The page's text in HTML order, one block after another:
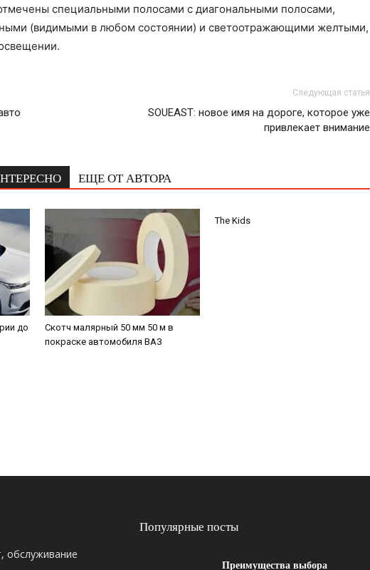
специальными полосами с диагональными полосами,
(видимыми в любом состоянии) и светоотражающими желтыми,
Следующая статья
SOUEAST: новое имя на дороге, которое уже
привлекает внимание
ЕЩЕ ОТ АВТОРА
до
Скотч малярный 50 мм 50 м в
покраске автомобиля ВАЗ
The Kids
обслуживание
Популярные посты
Преимущества выбора